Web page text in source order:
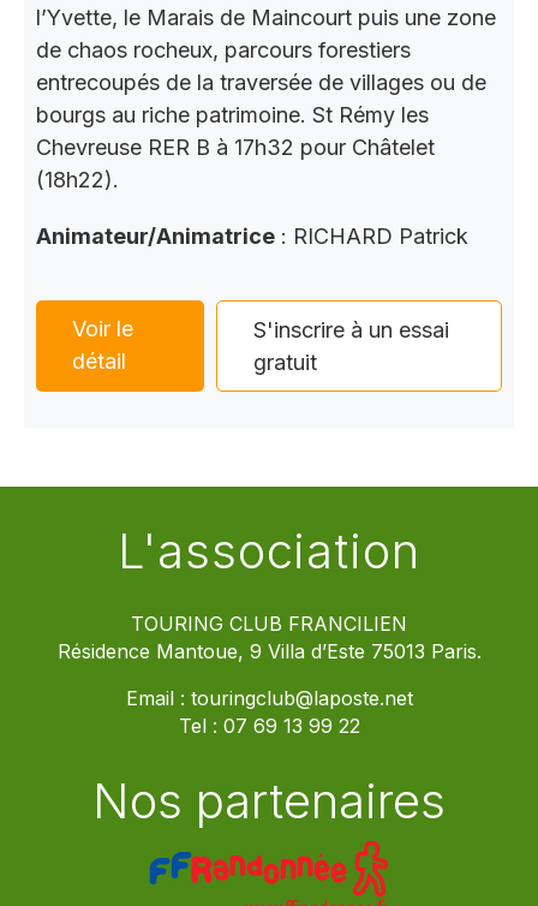
l’Yvette, le Marais de Maincourt puis une zone
de chaos rocheux, parcours forestiers
entrecoupés de la traversée de villages ou de
bourgs au riche patrimoine. St Rémy les
Chevreuse RER B à 17h32 pour Châtelet
(18h22).
Animateur/Animatrice : RICHARD Patrick
Voir le
détail
S'inscrire à un essai
gratuit
L'association
TOURING CLUB FRANCILIEN
Résidence Mantoue, 9 Villa d’Este 75013 Paris.
Email : touringclub@laposte.net
Tel : 07 69 13 99 22
Nos partenaires